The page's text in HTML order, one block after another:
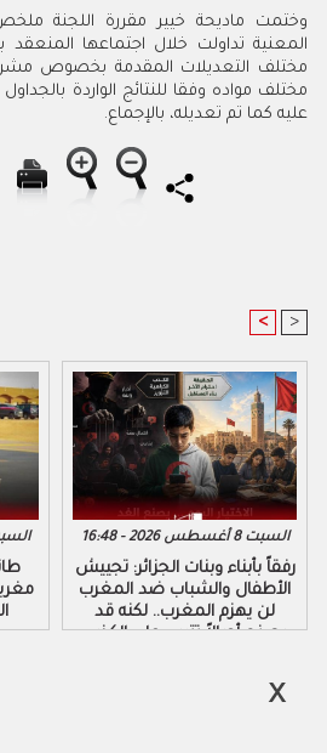
وختمت ماديحة خيير مقررة اللجنة ملخص
مختلف التعديلات المقدمة بخصوص
مختلف مواده وفقا للنتائج الواردة
عليه كما تم تعديله، بالإجماع.
< >
السبت 8 أغسطس السبت 8 أغسطس 2026 - 16:48
رفقاً بأبناء وبنات الجزائر: تجييش
الأطفال والشباب ضد المغرب
لن يهزم المغرب.. لكنه قد
يصنع أجيالاً تتربى على الكذب